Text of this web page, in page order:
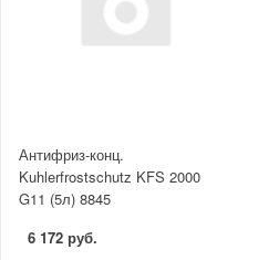
Антифриз-конц.
Kuhlerfrostschutz KFS 2000
G11 (5л) 8845
6 172 руб.